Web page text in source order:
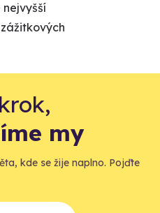
my
kde se žije naplno. Pojďte